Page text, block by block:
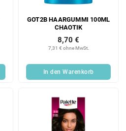
GOT2B HAARGUMMI 100ML
CHAOTIK
7,31 € ohne MwSt.
8,70 €
In den Warenkorb